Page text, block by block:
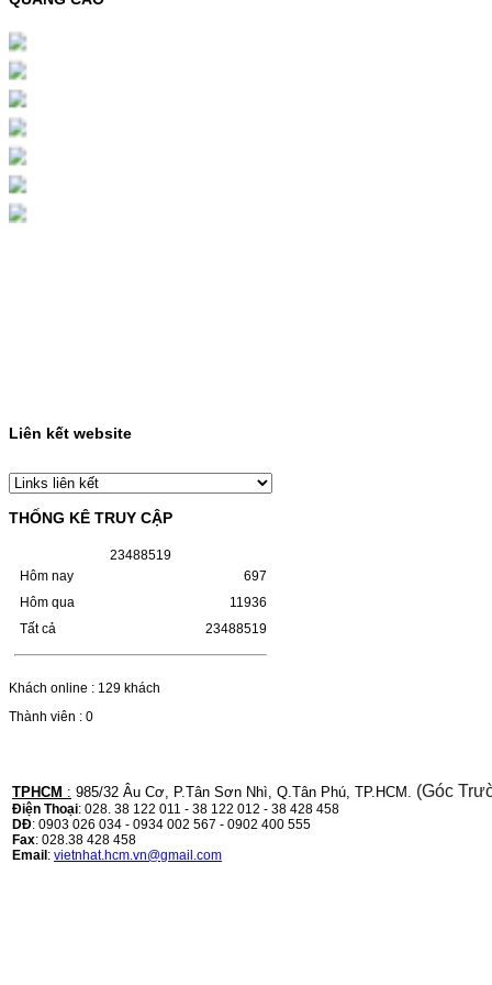
Chọn mua
HỘP MỰC MÀU SAMSUNG
CLT-403S CHO DÒNG MÁY
SL-C435/C436
HỘP MỰC MÀU SAMSUNG CLT-403S CHO
DÒNG MÁY SL-C435/C436MÃ HỘP MỰC:-
Samsung CLT-403S- Loại mực: Mực in laser
màuSỬ DỤNG CHO MÁY IN:- Samsung SL-
Hộp mực HP 110A (W1110A)- Loại mực:
IN:- HP…
HỘP MỰC CANON CRG-070
CHO DÒNG MÁY LBP
HỘP MỰC CANON CRG-070 CHO DÒNG
Giá : 799.000VND
Chọn mua
Liên kết website
THỐNG KÊ TRUY CẬP
2348851 9
Hôm nay
Hôm qua
Tất cả
697
11936
23488519
Khách online : 129 khách
Thành viên : 0
TPHCM : 985/32 Âu Cơ, P.Tân Sơn Nhì, Q.Tân Phú, TP.HCM. (Góc
Điện Thoại: 028. 38 122 011 - 38 122 012 - 38 428 458
DĐ: 0903 026 034 - 0934 002 567 - 0902 400 555
Fax: 028.38 428 458
Email: vietnhat.hcm.vn@gmail.com